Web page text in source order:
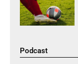
Podcast​